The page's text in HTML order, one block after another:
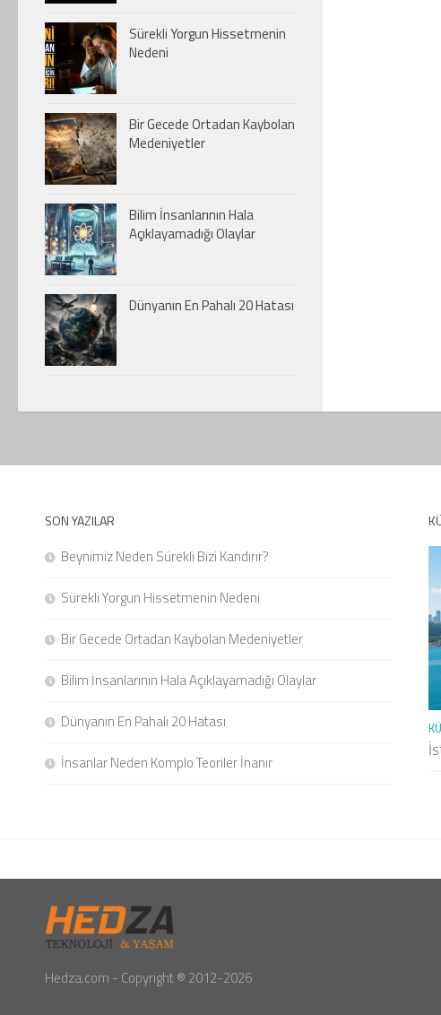
Sürekli Yorgun Hissetmenin
Nedeni
Bir Gecede Ortadan Kaybolan
Medeniyetler
Bilim İnsanlarının Hala
Açıklayamadığı Olaylar
Dünyanın En Pahalı 20 Hatası
SON YAZILAR
Beynimiz Neden Sürekli Bizi Kandırır?
Sürekli Yorgun Hissetmenin Nedeni
Bir Gecede Ortadan Kaybolan Medeniyetler
Bilim İnsanlarının Hala Açıklayamadığı Olaylar
Dünyanın En Pahalı 20 Hatası
İnsanlar Neden Komplo Teoriler İnanır
Hedza.com - Copyright ® 2012-2026